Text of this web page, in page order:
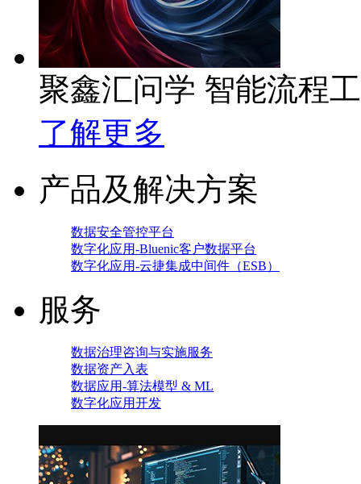
聚鑫汇问学 智能流程
了解更多
产品及解决方案
数据安全管控平台
数字化应用-Bluenic客户数据平台
数字化应用-云捷集成中间件（ESB）
服务
数据治理咨询与实施服务
数据资产入表
数据应用-算法模型 & ML
数字化应用开发